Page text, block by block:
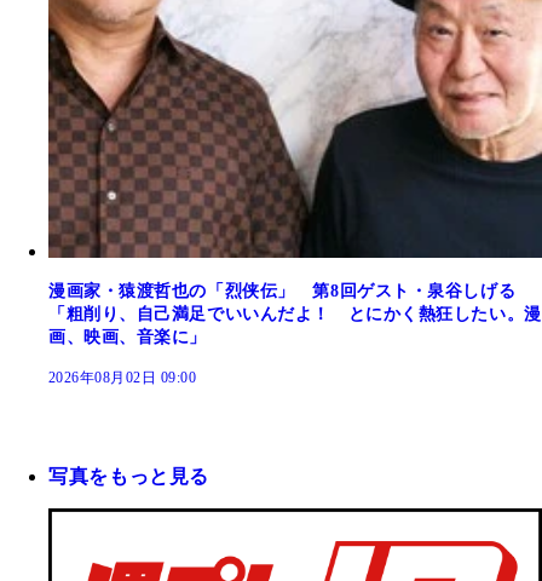
漫画家・猿渡哲也の「烈侠伝」 第8回ゲスト・泉谷しげる
「粗削り、自己満足でいいんだよ！ とにかく熱狂したい。漫
画、映画、音楽に」
2026年08月02日 09:00
写真をもっと見る